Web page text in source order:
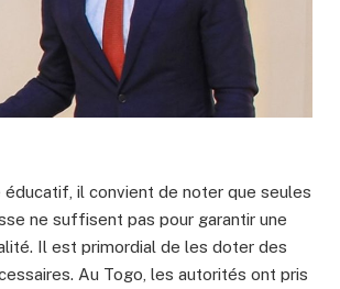
éducatif, il convient de noter que seules
ne suffisent pas pour garantir une
Il est primordial de les doter des
Au Togo, les autorités ont pris